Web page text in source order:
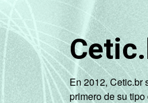
En 2012, Cetic.br
primero de su